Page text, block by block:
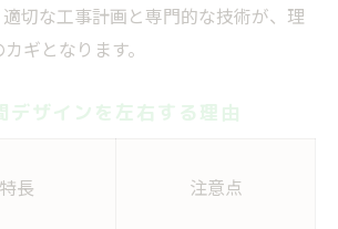
切な工事計画と専門的な技術が、理
ギとなります。
デザインを左右する理由
特長 注意点